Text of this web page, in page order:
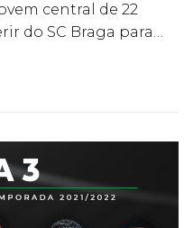
central de 22
do SC Braga para…